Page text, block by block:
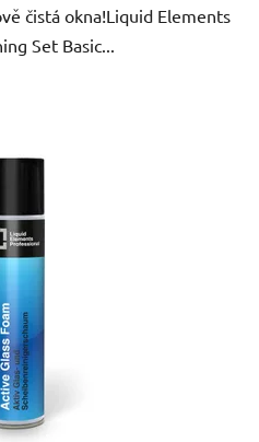
čistá okna!Liquid Elements
Set Basic...